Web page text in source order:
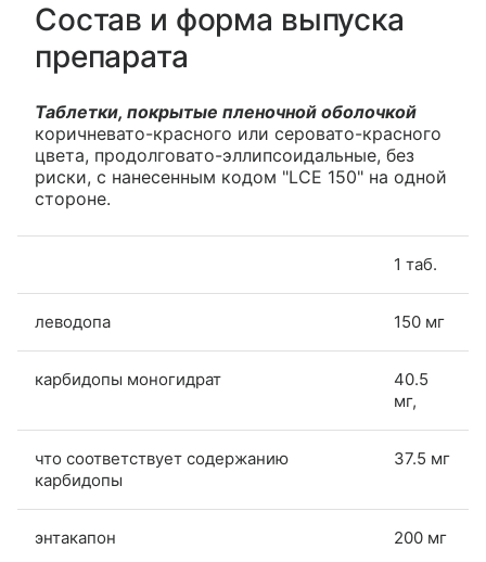
Состав и форма выпуска
препарата
Таблетки, покрытые пленочной оболочкой
коричневато-красного или серовато-красного
цвета, продолговато-эллипсоидальные, без
риски, с нанесенным кодом "LCE 150" на одной
стороне.
1 таб.
леводопа 150 мг
карбидопы моногидрат
40.5
мг,
что соответствует содержанию
карбидопы
37.5 мг
энтакапон 200 мг